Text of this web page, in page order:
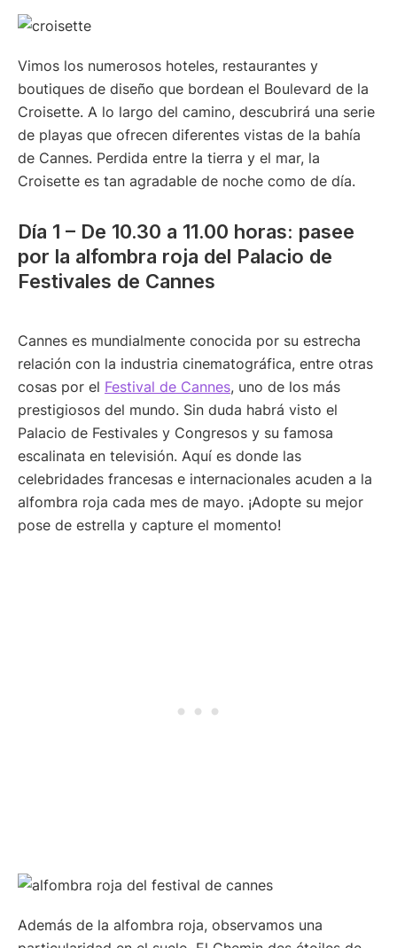
Vimos los numerosos hoteles, restaurantes y
boutiques de diseño que bordean el Boulevard de la
Croisette. A lo largo del camino, descubrirá una serie
de playas que ofrecen diferentes vistas de la bahía
de Cannes. Perdida entre la tierra y el mar, la
Croisette es tan agradable de noche como de día.
Día 1 – De 10.30 a 11.00 horas: pasee
por la alfombra roja del Palacio de
Festivales de Cannes
Cannes es mundialmente conocida por su estrecha
relación con la industria cinematográfica, entre otras
cosas por el Festival de Cannes, uno de los más
prestigiosos del mundo. Sin duda habrá visto el
Palacio de Festivales y Congresos y su famosa
escalinata en televisión. Aquí es donde las
celebridades francesas e internacionales acuden a la
alfombra roja cada mes de mayo. ¡Adopte su mejor
pose de estrella y capture el momento!
Además de la alfombra roja, observamos una